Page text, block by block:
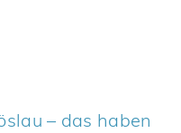
– das haben